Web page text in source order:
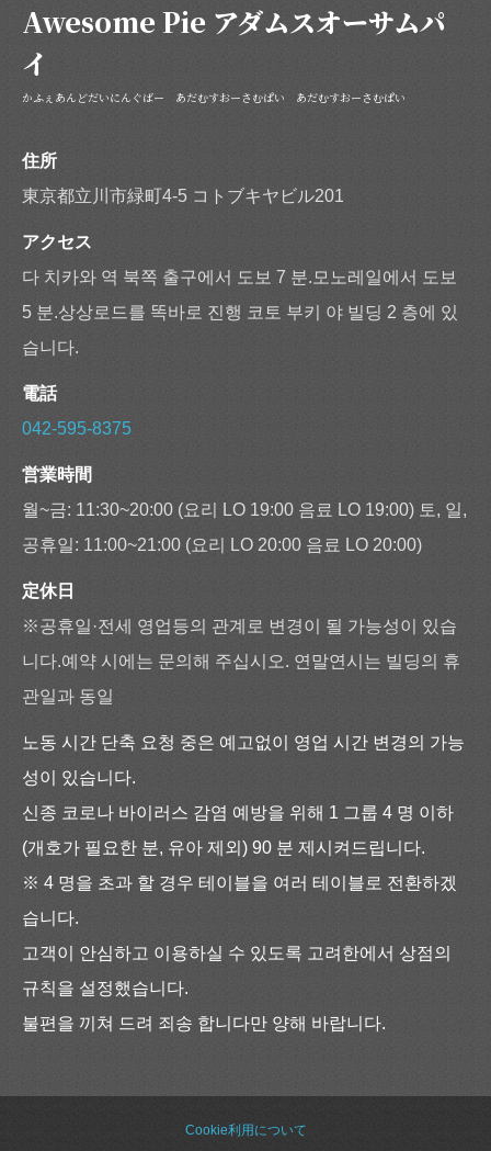
Awesome Pie アダムスオーサムパ
イ
かふぇあんどだいにんぐばー あだむすおーさむぱい あだむすおーさむぱい
住所
東京都立川市緑町4-5 コトブキヤビル201
アクセス
다 치카와 역 북쪽 출구에서 도보 7 분.모노레일에서 도보
5 분.상상로드를 똑바로 진행 코토 부키 야 빌딩 2 층에 있
습니다.
電話
042-595-8375
営業時間
월~금: 11:30~20:00 (요리 LO 19:00 음료 LO 19:00) 토, 일,
공휴일: 11:00~21:00 (요리 LO 20:00 음료 LO 20:00)
定休日
※공휴일·전세 영업등의 관계로 변경이 될 가능성이 있습
니다.예약 시에는 문의해 주십시오. 연말연시는 빌딩의 휴
관일과 동일
노동 시간 단축 요청 중은 예고없이 영업 시간 변경의 가능
성이 있습니다.
신종 코로나 바이러스 감염 예방을 위해 1 그룹 4 명 이하
(개호가 필요한 분, 유아 제외) 90 분 제시켜드립니다.
※ 4 명을 초과 할 경우 테이블을 여러 테이블로 전환하겠
습니다.
고객이 안심하고 이용하실 수 있도록 고려한에서 상점의
규칙을 설정했습니다.
불편을 끼쳐 드려 죄송 합니다만 양해 바랍니다.
Cookie利用について